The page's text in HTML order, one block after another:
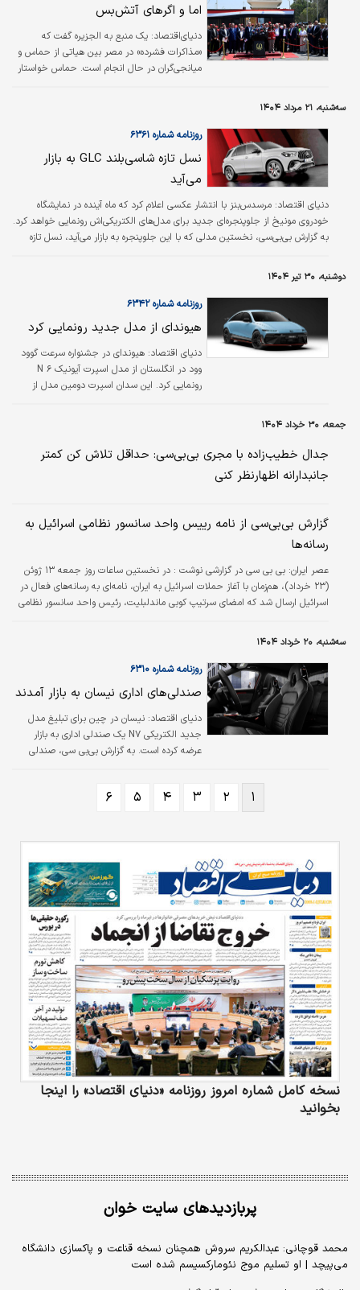
اما و اگرهای آتش‌بس
دنیای‌اقتصاد: یک منبع به الجزیره گفت که
«مذاکرات فشرده» در مصر بین هیاتی از حماس و
میانجی‌گران در حال انجام است. حماس خواستار
حماس به این بنگاه خبرپراکنی گفته که این گروه با
توسط میانجی‌های منطقه‌ای ارائه شده، موافقت
کرده است.
سه‌شنبه، ۲۱ مرداد ۱۴۰۴
روزنامه شماره ۶۳۶۱
نسل تازه شاسی‌بلند GLC به بازار
می‌آید
دنیای اقتصاد: مرسدس‌بنز با انتشار عکسی اعلام کرد که ماه آینده در نمایشگاه
خودروی مونیخ از جلوپنجره‌ای جدید برای مدل‌های الکتریکی‌اش رونمایی خواهد کرد.
به گزارش بی‌بی‌سی، نخستین مدلی که با این جلوپنجره به بازار می‌آید، نسل تازه
ویژگی‌های بصری این کارخانه خوانده و می‌گوید آن را با کمک فناوری‌های جدید و
فرمی تازه به‌روز کرده است.
دوشنبه، ۳۰ تیر ۱۴۰۴
روزنامه شماره ۶۳۴۲
هیوندای از مدل جدید رونمایی کرد
دنیای اقتصاد: هیوندای در جشنواره سرعت گوود
وود در انگلستان از مدل اسپرت آیونیک ۶ N
رونمایی کرد. این سدان اسپرت دومین مدل از
دارد که در مجموع ۶۵۰ اسب بخار نیرو تولید
می‌‌‌کنند. شتاب صفر تا ۱۰۰ کیلومتر در ساعت
برابر هیوندای دارند، بیشتر است.
جمعه، ۳۰ خرداد ۱۴۰۴
جدال خطیب‌زاده با مجری بی‌بی‌سی: حداقل تلاش کن کمتر
جانبدارانه اظهارنظر کنی
گزارش بی‌بی‌سی از نامه رییس واحد سانسور نظامی اسرائیل به
رسانه‌ها
عصر ایران:
بی بی سی در گزارشی نوشت : در نخستین ساعات روز جمعه ۱۳ ژوئن
(۲۳ خرداد)، هم‌زمان با آغاز حملات اسرائیل به ایران، نامه‌ای به رسانه‌های فعال در
اسرائیل ارسال شد که امضای سرتیپ کوبی ماندلبلیت، رئیس واحد سانسور نظامی
سه‌شنبه، ۲۰ خرداد ۱۴۰۴
روزنامه شماره ۶۳۱۰
صندلی‌های اداری نیسان به بازار آمدند
دنیای اقتصاد: نیسان در چین برای تبلیغ مدل
جدید الکتریکی‌‌‌ N۷ یک صندلی اداری به بازار
عرضه کرده است. به گزارش بی‌بی سی، صندلی
به گرم‌‌‌کن و ماساژور هم مجهز است و شدت و نوع
۱ ۲ ۳ ۴ ۵ ۶
نسخه کامل شماره امروز روزنامه «دنیای‌ اقتصاد» را اینجا
بخوانید
پربازدیدهای سایت خوان
محمد قوچانی: عبدالکریم سروش همچنان نسخه قناعت و پاکسازی دانشگاه
می‌پیچد | او تسلیم موج نئومارکسیسم شده است